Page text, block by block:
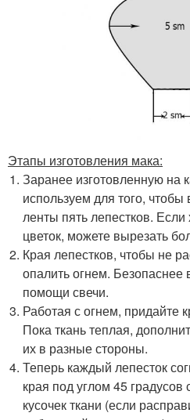
Этапы изготовления мака:
Заранее изготовленную на
используем для того, чтобы
ленты пять лепестков.
цветок, можете вырезать
Края лепестков, чтобы не
опалить огнем. Безопаснее
помощи свечи.
Работая с огнем,
Пока ткань теплая,
их в разные стороны.
Теперь каждый лепесток
края под углом 45
кусочек ткани (если